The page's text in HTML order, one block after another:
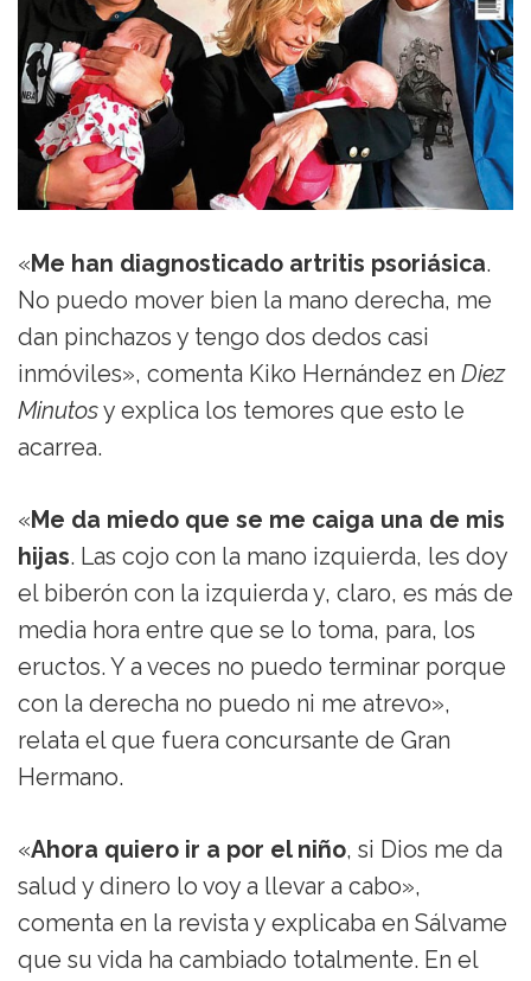
«Me han diagnosticado artritis psoriásica.
No puedo mover bien la mano derecha, me
dan pinchazos y tengo dos dedos casi
inmóviles», comenta Kiko Hernández en Diez
Minutosy explica los temores que esto le
acarrea.
«Me da miedo que se me caiga una de mis
hijas. Las cojo con la mano izquierda, les doy
el biberón con la izquierda y, claro, es más de
media hora entre que se lo toma, para, los
eructos. Y a veces no puedo terminar porque
con la derecha no puedo ni me atrevo»,
relata el que fuera concursante de Gran
Hermano.
«Ahora quiero ir a por el niño, si Dios me da
salud y dinero lo voy a llevar a cabo»,
comenta en la revista y explicaba en Sálvame
que su vida ha cambiado totalmente. En el